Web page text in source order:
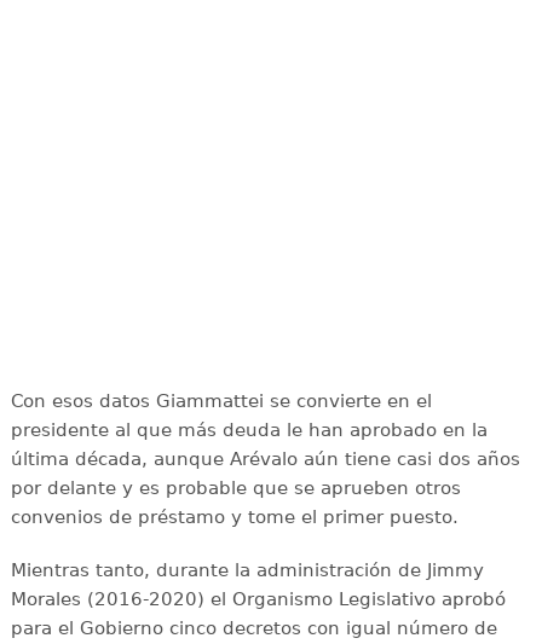
Con esos datos Giammattei se convierte en el
presidente al que más deuda le han aprobado en la
última década, aunque Arévalo aún tiene casi dos años
por delante y es probable que se aprueben otros
convenios de préstamo y tome el primer puesto.
Mientras tanto, durante la administración de Jimmy
Morales (2016-2020) el Organismo Legislativo aprobó
para el Gobierno cinco decretos con igual número de